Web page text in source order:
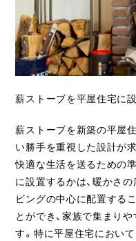
薪ストーブを平屋住宅に
薪ストーブを新築の平屋
い勝手を重視した設計が
快適な生活を送るための
に設置するかは、暖かさ
ビングの中心に配置する
とができ、家族で集まり
す。特に平屋住宅におい